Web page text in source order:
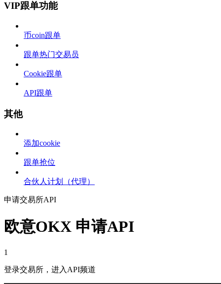
VIP跟单功能
币coin跟单
跟单热门交易员
Cookie跟单
API跟单
其他
添加cookie
跟单抢位
合伙人计划（代理）
申请交易所API
欧意OKX 申请API
1
登录交易所，进入API频道